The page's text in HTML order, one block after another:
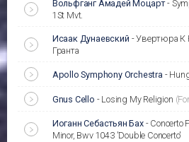
Вольфганг Амадей Моцарт-
1St Mvt.
Исаак Дунаевский -Увертюра К
Гранта
Apollo Symphony Orchestra -
Gnus Cello - Losing My Religion
Иоганн Себастьян Бах- Concerto
Minor, Bwv 1043 'Double Concerto'